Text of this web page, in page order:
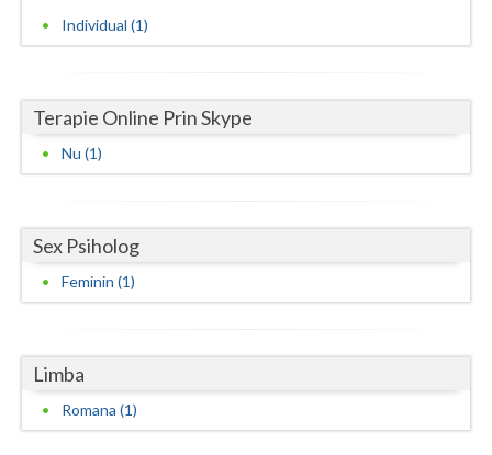
Neamt
Prahova
Salaj
Sibiu
Suceava
Timis
Tulcea
Individual (1)
Terapie Online Prin Skype
Nu (1)
Sex Psiholog
Feminin (1)
Limba
Romana (1)